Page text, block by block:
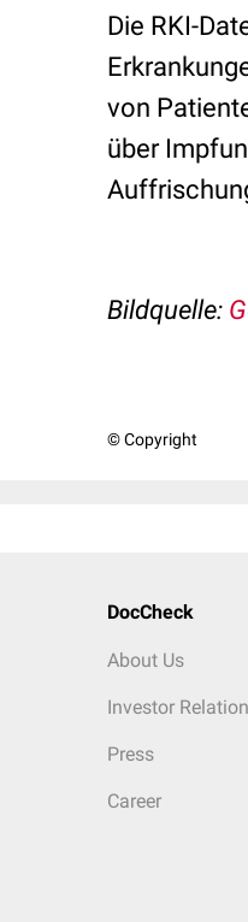
Die RKI-
von
über
Bildquelle:
© Copyright
DocCheck
About Us
Investor
Press
Career